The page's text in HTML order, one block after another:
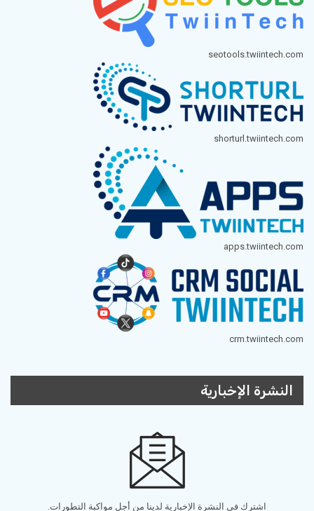
seotools.twiintech.com
shorturl.twiintech.com
apps.twiintech.com
crm.twiintech.com
النشرة الإخبارية
اشترك في النشرة الإخبارية لدينا من أجل مواكبة التطورات.